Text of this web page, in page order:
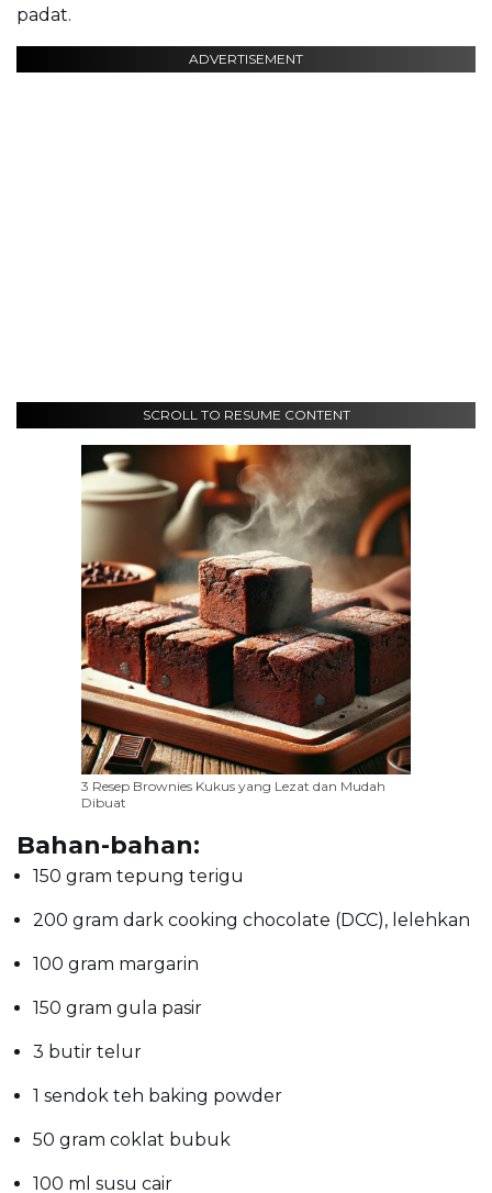
padat.
ADVERTISEMENT
SCROLL TO RESUME CONTENT
3 Resep Brownies Kukus yang Lezat dan Mudah
Dibuat
Bahan-bahan:
150 gram tepung terigu
200 gram dark cooking chocolate (DCC), lelehkan
100 gram margarin
150 gram gula pasir
3 butir telur
1 sendok teh baking powder
50 gram coklat bubuk
100 ml susu cair